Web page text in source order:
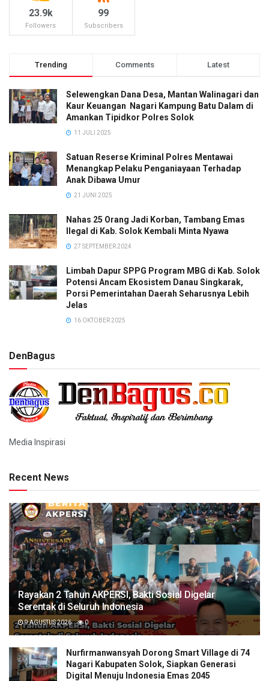
23.9k
Followers
99
Subscribers
Trending Comments Latest
Selewengkan Dana Desa, Mantan Walinagari dan
Kaur Keuangan Nagari Kampung Batu Dalam di
Amankan Tipidkor Polres Solok
11 JULI 2025
Satuan Reserse Kriminal Polres Mentawai
Menangkap Pelaku Penganiayaan Terhadap
Anak Dibawa Umur
21 JUNI 2025
Nahas 25 Orang Jadi Korban, Tambang Emas
Ilegal di Kab. Solok Kembali Minta Nyawa
27 SEPTEMBER 2024
Limbah Dapur SPPG Program MBG di Kab. Solok
Potensi Ancam Ekosistem Danau Singkarak,
Porsi Pemerintahan Daerah Seharusnya Lebih
Jelas
16 OKTOBER 2025
DenBagus
Media Inspirasi
Recent News
Rayakan 2 Tahun AKPERSI, Bakti Sosial Digelar
Serentak di Seluruh Indonesia
9 AGUSTUS 2026 0
Nurfirmanwansyah Dorong Smart Village di 74
Nagari Kabupaten Solok, Siapkan Generasi
Digital Menuju Indonesia Emas 2045